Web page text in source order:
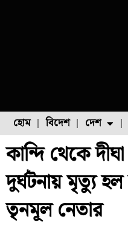
হোম বিদেশ দেশ
ফুল চাষ
কান্দি থেকে
দুর্ঘটনায় মৃত্যু
তৃনমূল নেতার